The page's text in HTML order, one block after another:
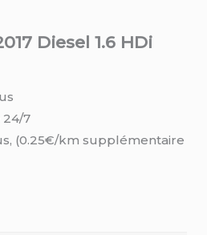
Diesel 1.6 HDi
24/7
(0.25€/km supplémentaire